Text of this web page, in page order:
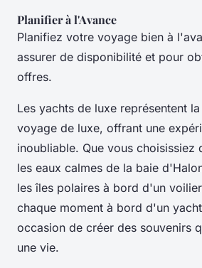
Planifier à l'Avance
Planifiez votre voyage bien à
assurer de disponibilité et pour
offres.
Les yachts de luxe représentent
voyage de luxe, offrant une
inoubliable. Que vous choisissiez
les eaux calmes de la baie
les îles polaires à bord d'un
chaque moment à bord d'un
occasion de créer des souvenirs
une vie.